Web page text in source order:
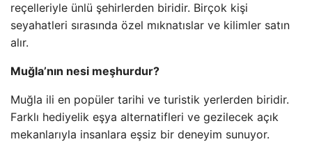
reçelleriyle ünlü şehirlerden biridir. Birçok kişi
seyahatleri sırasında özel mıknatıslar ve kilimler satın
alır.
Muğla’nın nesi meşhurdur?
Muğla ili en popüler tarihi ve turistik yerlerden biridir.
Farklı hediyelik eşya alternatifleri ve gezilecek açık
mekanlarıyla insanlara eşsiz bir deneyim sunuyor.